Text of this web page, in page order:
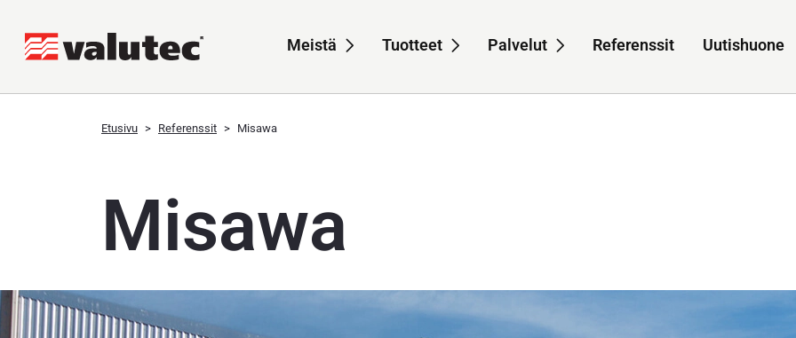
Meistä Tuotteet Palvelut Referenssit Uutishuone
Etusivu Referenssit Misawa
Misawa